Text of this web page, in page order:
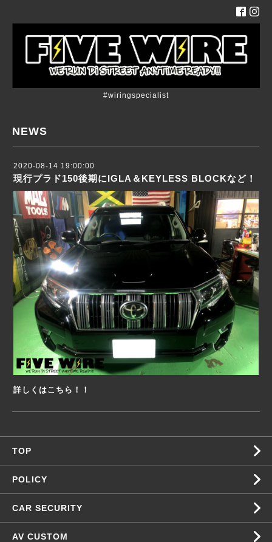
#wiringspecialist
NEWS
2020-08-14 19:00:00
現行プラド150後期にIGLA＆KEYLESS BLOCKなど！
詳しくはこちら！！
TOP
POLICY
CAR SECURITY
AV CUSTOM